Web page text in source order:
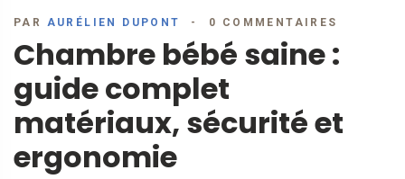
PAR AURÉLIEN DUPONT 0 COMMENTAIRES
Chambre bébé saine :
guide complet
matériaux, sécurité et
ergonomie